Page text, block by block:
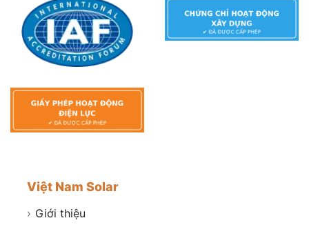
Việt Nam Solar
› Giới thiệu